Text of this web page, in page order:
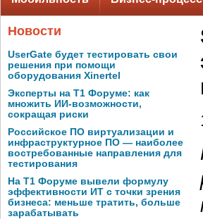
Новости
UserGate будет тестировать свои
решения при помощи
оборудования Xinertel
Эксперты на Т1 Форуме: как
множить ИИ-возможности,
сокращая риски
Российское ПО виртуализации и
инфраструктурное ПО — наиболее
востребованные направления для
тестирования
На Т1 Форуме вывели формулу
эффективности ИТ с точки зрения
бизнеса: меньше тратить, больше
зарабатывать